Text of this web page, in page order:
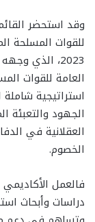
وقد استحضر
2023، الذي
العامة للقوات
استراتيجية
الجهود والتعبئة
العقلانية في
الخصوم.
فالعمل
دراسات وأبحاث